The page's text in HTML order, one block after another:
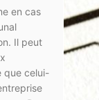
en cas
Il peut
que celui-